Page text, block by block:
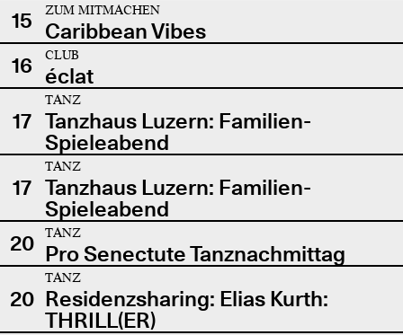
15
ZUM MITMACHEN
Caribbean Vibes
16
CLUB
éclat
17
TANZ
Tanzhaus Luzern: Familien-
Spieleabend
17
TANZ
Tanzhaus Luzern: Familien-
Spieleabend
20
TANZ
Pro Senectute Tanznachmittag
20
TANZ
Residenzsharing: Elias Kurth:
THRILL(ER)